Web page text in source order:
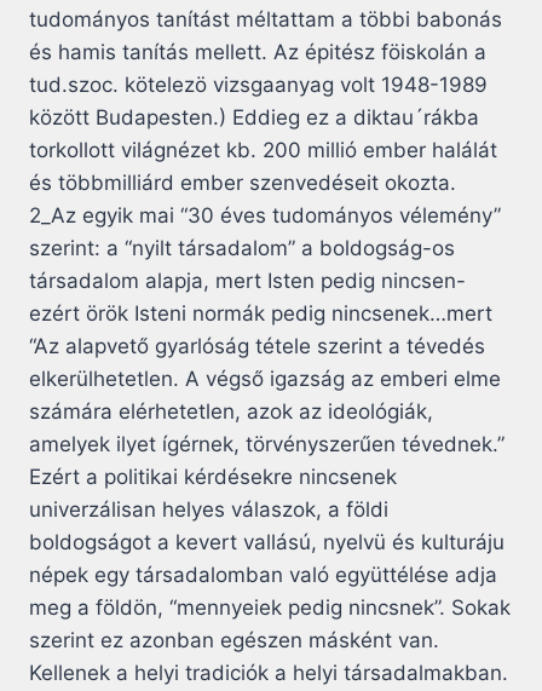
tudományos tanítást méltattam a többi babonás
és hamis tanítás mellett. Az épitész föiskolán a
tud.szoc. kötelezö vizsgaanyag volt 1948-1989
között Budapesten.) Eddieg ez a diktau´rákba
torkollott világnézet kb. 200 millió ember halálát
és többmilliárd ember szenvedéseit okozta.
2_Az egyik mai “30 éves tudományos vélemény”
szerint: a “nyilt társadalom” a boldogság-os
társadalom alapja, mert Isten pedig nincsen-
ezért örök Isteni normák pedig nincsenek…mert
“Az alapvető gyarlóság tétele szerint a tévedés
elkerülhetetlen. A végső igazság az emberi elme
számára elérhetetlen, azok az ideológiák,
amelyek ilyet ígérnek, törvényszerűen tévednek.”
Ezért a politikai kérdésekre nincsenek
univerzálisan helyes válaszok, a földi
boldogságot a kevert vallású, nyelvü és kulturáju
népek egy társadalomban való együttélése adja
meg a földön, “mennyeiek pedig nincsnek”. Sokak
szerint ez azonban egészen másként van.
Kellenek a helyi tradiciók a helyi társadalmakban.